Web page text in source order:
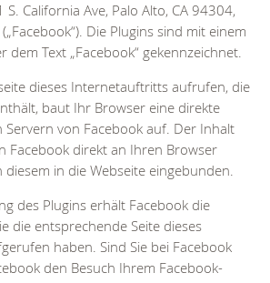
California Ave, Palo Alto, CA 94304,
Die Plugins sind mit einem
dem Text „Facebook“ gekennzeichnet.
dieses Internetauftritts aufrufen, die
baut Ihr Browser eine direkte
von Facebook auf. Der Inhalt
Facebook direkt an Ihren Browser
in die Webseite eingebunden.
des Plugins erhält Facebook die
die entsprechende Seite dieses
haben. Sind Sie bei Facebook
den Besuch Ihrem Facebook-